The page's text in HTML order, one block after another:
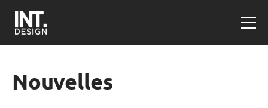
Nouvelles